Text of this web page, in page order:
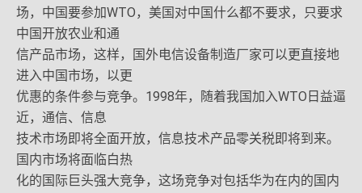
场，中国要参加WTO，美国对中国什么都不要求，只要求
中国开放农业和通
信产品市场，这样，国外电信设备制造厂家可以更直接地
进入中国市场，以更
优惠的条件参与竞争。1998年，随着我国加入WTO日益逼
近，通信、信息
技术市场即将全面开放，信息技术产品零关税即将到来。
国内市场将面临白热
化的国际巨头强大竞争，这场竞争对包括华为在内的国内